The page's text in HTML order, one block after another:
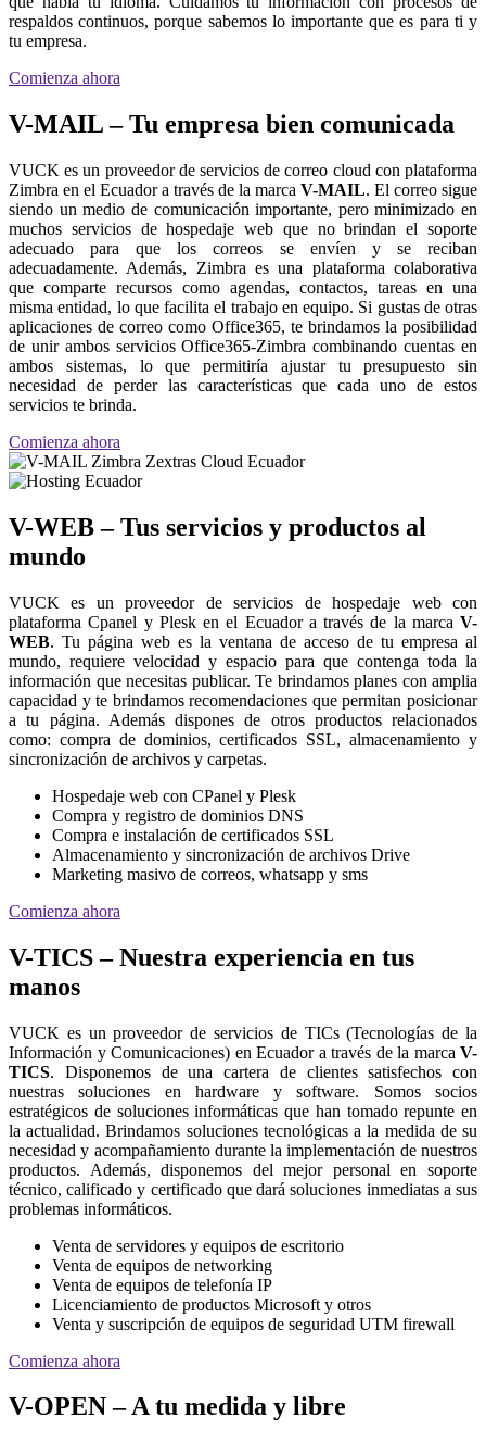
respaldos continuos, porque sabemos lo importante que es para ti y
tu empresa.
Comienza ahora
V-MAIL – Tu empresa bien comunicada
VUCK es un proveedor de servicios de correo cloud con plataforma
Zimbra en el Ecuador a través de la marca V-MAIL. El correo sigue
siendo un medio de comunicación importante, pero minimizado en
muchos servicios de hospedaje web que no brindan el soporte
adecuado para que los correos se envíen y se reciban
adecuadamente. Además, Zimbra es una plataforma colaborativa
que comparte recursos como agendas, contactos, tareas en una
misma entidad, lo que facilita el trabajo en equipo. Si gustas de otras
aplicaciones de correo como Office365, te brindamos la posibilidad
de unir ambos servicios Office365-Zimbra combinando cuentas en
ambos sistemas, lo que permitiría ajustar tu presupuesto sin
necesidad de perder las características que cada uno de estos
servicios te brinda.
Comienza ahora
V-WEB – Tus servicios y productos al
mundo
VUCK es un proveedor de servicios de hospedaje web con
plataforma Cpanel y Plesk en el Ecuador a través de la marca V-
WEB. Tu página web es la ventana de acceso de tu empresa al
mundo, requiere velocidad y espacio para que contenga toda la
información que necesitas publicar. Te brindamos planes con amplia
capacidad y te brindamos recomendaciones que permitan posicionar
a tu página. Además dispones de otros productos relacionados
como: compra de dominios, certificados SSL, almacenamiento y
sincronización de archivos y carpetas.
Hospedaje web con CPanel y Plesk
Compra y registro de dominios DNS
Compra e instalación de certificados SSL
Almacenamiento y sincronización de archivos Drive
Marketing masivo de correos, whatsapp y sms
Comienza ahora
V-TICS – Nuestra experiencia en tus
manos
VUCK es un proveedor de servicios de TICs (Tecnologías de la
Información y Comunicaciones) en Ecuador a través de la marca V-
TICS. Disponemos de una cartera de clientes satisfechos con
nuestras soluciones en hardware y software. Somos socios
estratégicos de soluciones informáticas que han tomado repunte en
la actualidad. Brindamos soluciones tecnológicas a la medida de su
necesidad y acompañamiento durante la implementación de nuestros
productos. Además, disponemos del mejor personal en soporte
técnico, calificado y certificado que dará soluciones inmediatas a sus
problemas informáticos.
Venta de servidores y equipos de escritorio
Venta de equipos de networking
Venta de equipos de telefonía IP
Licenciamiento de productos Microsoft y otros
Venta y suscripción de equipos de seguridad UTM firewall
Comienza ahora
V-OPEN – A tu medida y libre